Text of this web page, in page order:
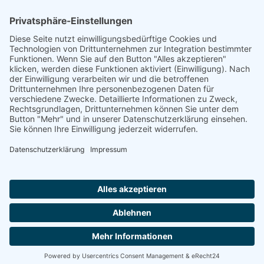
Footer
Cookie-Einstellungen Datenschutz
Impressum
intern
by